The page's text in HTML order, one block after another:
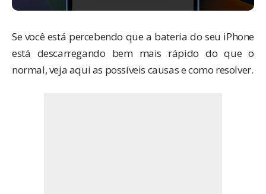
Se você está percebendo que a bateria do seu iPhone
está descarregando bem mais rápido do que o
normal, veja aqui as possíveis causas e como resolver.